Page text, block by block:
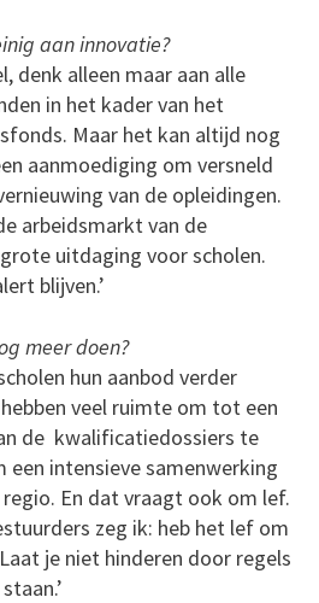
aan innovatie?
denk alleen maar aan alle
in het kader van het
Maar het kan altijd nog
aanmoediging om versneld
van de opleidingen.
arbeidsmarkt van de
uitdaging voor scholen.
blijven.’
meer doen?
hun aanbod verder
veel ruimte om tot een
de kwalificatiedossiers te
een intensieve samenwerking
En dat vraagt ook om lef.
zeg ik: heb het lef om
je niet hinderen door regels